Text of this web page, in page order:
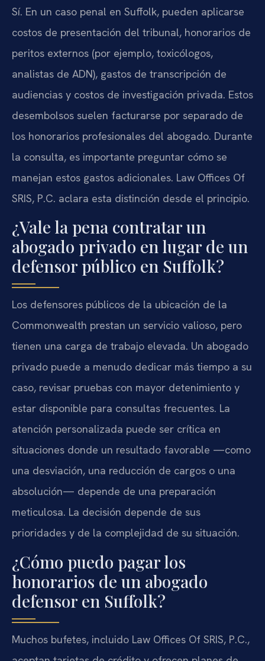
Sí. En un caso penal en Suffolk, pueden aplicarse
costos de presentación del tribunal, honorarios de
peritos externos (por ejemplo, toxicólogos,
analistas de ADN), gastos de transcripción de
audiencias y costos de investigación privada. Estos
desembolsos suelen facturarse por separado de
los honorarios profesionales del abogado. Durante
la consulta, es importante preguntar cómo se
manejan estos gastos adicionales. Law Offices Of
SRIS, P.C. aclara esta distinción desde el principio.
¿Vale la pena contratar un
abogado privado en lugar de un
defensor público en Suffolk?
Los defensores públicos de la ubicación de la
Commonwealth prestan un servicio valioso, pero
tienen una carga de trabajo elevada. Un abogado
privado puede a menudo dedicar más tiempo a su
caso, revisar pruebas con mayor detenimiento y
estar disponible para consultas frecuentes. La
atención personalizada puede ser crítica en
situaciones donde un resultado favorable —como
una desviación, una reducción de cargos o una
absolución— depende de una preparación
meticulosa. La decisión depende de sus
prioridades y de la complejidad de su situación.
¿Cómo puedo pagar los
honorarios de un abogado
defensor en Suffolk?
Muchos bufetes, incluido Law Offices Of SRIS, P.C.,